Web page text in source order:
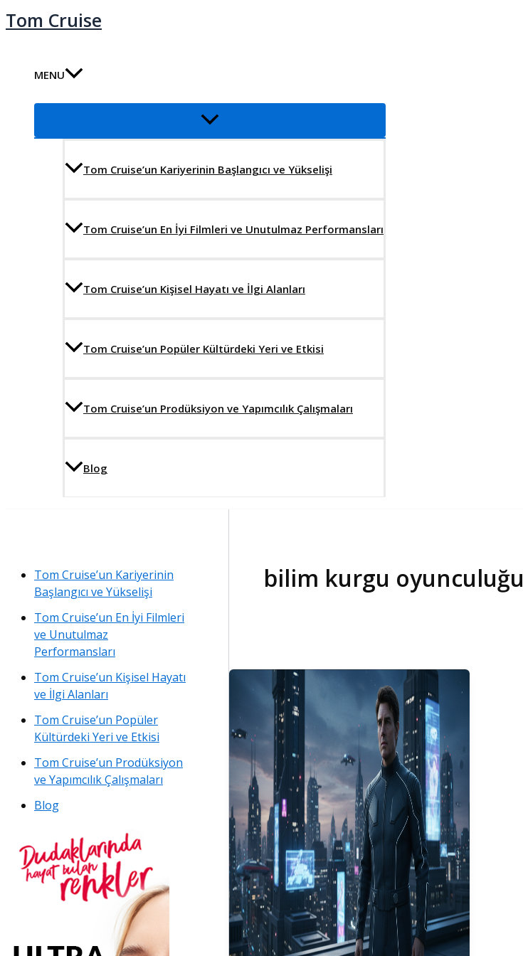
İçeriğe
atla
Tom Cruise
MENU
Menu
Tom Cruise’un Kariyerinin Başlangıcı ve Yükselişi
Tom Cruise’un En İyi Filmleri ve Unutulmaz Performansları
Tom Cruise’un Kişisel Hayatı ve İlgi Alanları
Tom Cruise’un Popüler Kültürdeki Yeri ve Etkisi
Tom Cruise’un Prodüksiyon ve Yapımcılık Çalışmaları
Blog
Tom Cruise’un Kariyerinin
Başlangıcı ve Yükselişi
Tom Cruise’un En İyi Filmleri
ve Unutulmaz
Performansları
Tom Cruise’un Kişisel Hayatı
ve İlgi Alanları
Tom Cruise’un Popüler
Kültürdeki Yeri ve Etkisi
Tom Cruise’un Prodüksiyon
ve Yapımcılık Çalışmaları
Blog
bilim kurgu oyunculuğu